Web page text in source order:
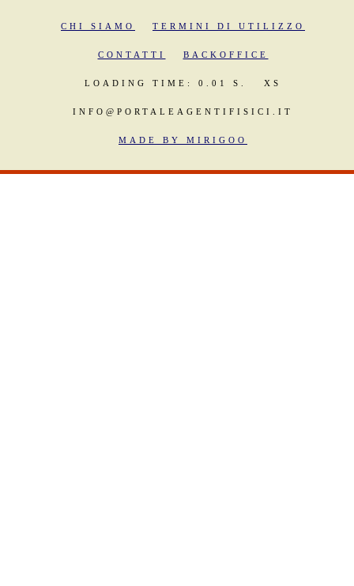
CHI SIAMO TERMINI DI UTILIZZO
CONTATTI BACKOFFICE
LOADING TIME: 0.01 S. XS
INFO@PORTALEAGENTIFISICI.IT
MADE BY MIRIGOO